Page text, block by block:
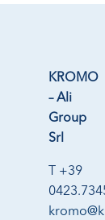
KROMO
– Ali
Group
Srl
T +39